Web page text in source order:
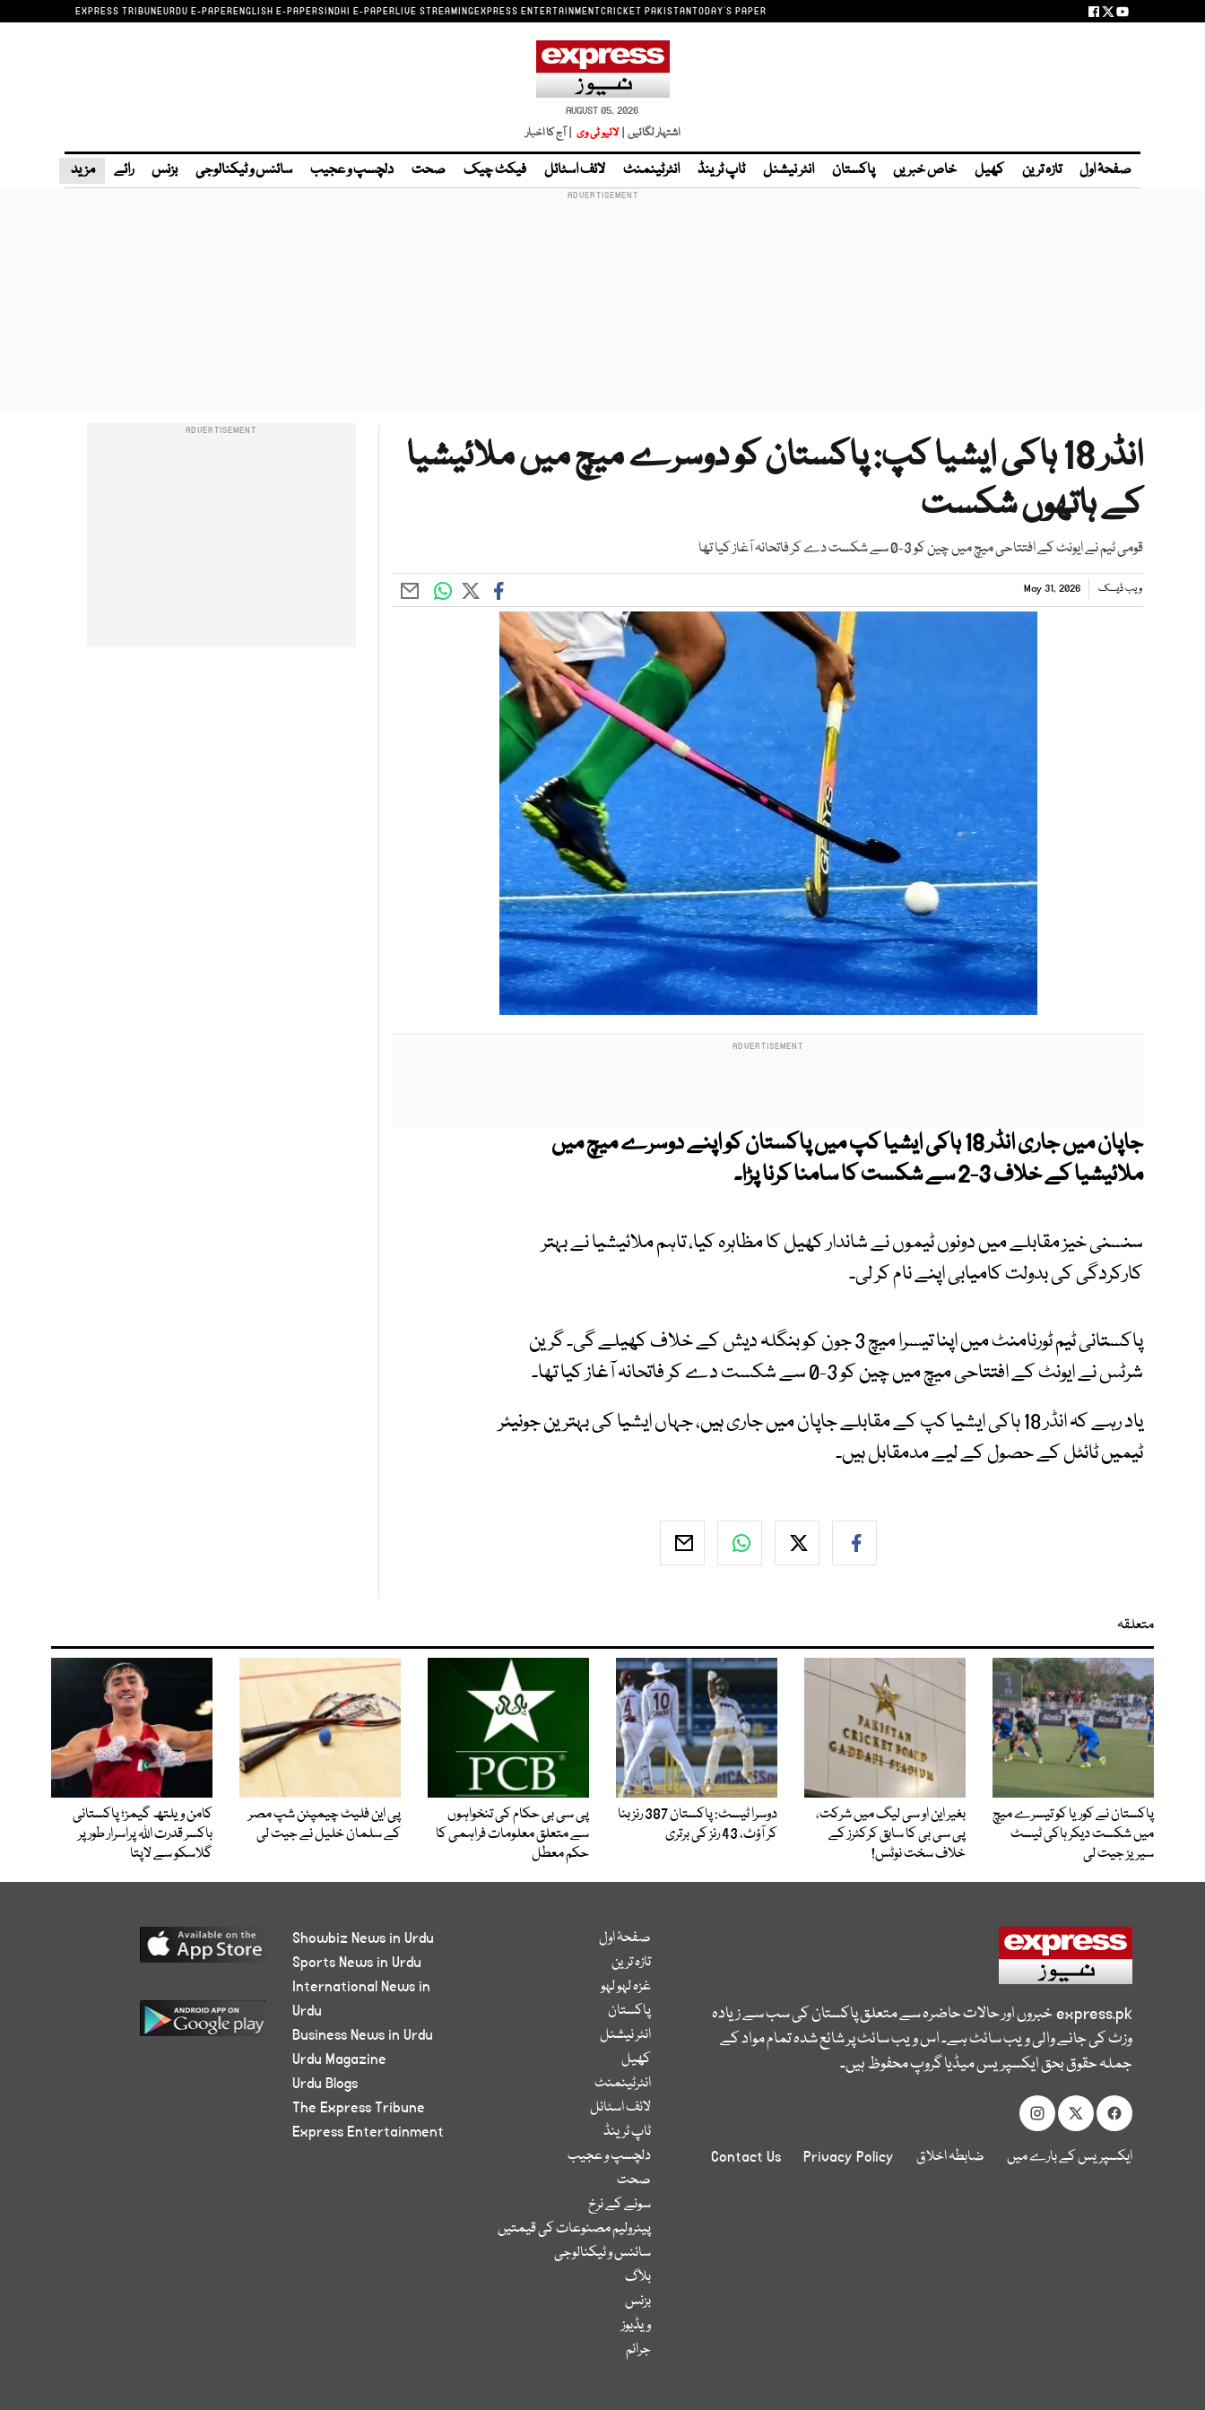
EXPRESS TRIBUNEURDU E-PAPERENGLISH E-PAPERSINDHI E-PAPERLIVE STREAMINGEXPRESS ENTERTAINMENTCRICKET PAKISTANTODAY'S PAPER
AUGUST 05, 2026
اشتہار لگائیں | لائیو ٹی وی | آج کا اخبار
صفحۂ اول تازہ ترین کھیل خاص خبریں پاکستان انٹر نیشنل ٹاپ ٹرینڈ انٹرٹینمنٹ لائف اسٹائل فیکٹ چیک صحت دلچسپ و عجیب سائنس و ٹیکنالوجی بزنس رائے مزید
انڈر 18 ہاکی ایشیا کپ: پاکستان کو دوسرے میچ میں ملائیشیا
کے ہاتھوں شکست
قومی ٹیم نے ایونٹ کے افتتاحی میچ میں چین کو 3-0 سے شکست دے کر فاتحانہ آغاز کیا تھا
ویب ڈیسک May 31, 2026
جاپان میں جاری انڈر 18 ہاکی ایشیا کپ میں پاکستان کو اپنے دوسرے میچ میں
ملائیشیا کے خلاف 3-2 سے شکست کا سامنا کرنا پڑا۔
سنسنی خیز مقابلے میں دونوں ٹیموں نے شاندار کھیل کا مظاہرہ کیا، تاہم ملائیشیا نے بہتر
کارکردگی کی بدولت کامیابی اپنے نام کر لی۔
پاکستانی ٹیم ٹورنامنٹ میں اپنا تیسرا میچ 3 جون کو بنگلہ دیش کے خلاف کھیلے گی۔ گرین
شرٹس نے ایونٹ کے افتتاحی میچ میں چین کو 3-0 سے شکست دے کر فاتحانہ آغاز کیا تھا۔
یاد رہے کہ انڈر 18 ہاکی ایشیا کپ کے مقابلے جاپان میں جاری ہیں، جہاں ایشیا کی بہترین جونیئر
ٹیمیں ٹائٹل کے حصول کے لیے مدمقابل ہیں۔
متعلقہ
پاکستان نے کوریا کو تیسرے میچ
میں شکست دیکر ہاکی ٹیسٹ
سیریز جیت لی
بغیر این او سی لیگ میں شرکت،
پی سی بی کا سابق کرکٹرز کے
خلاف سخت نوٹس!
دوسرا ٹیسٹ: پاکستان 387 رنز بنا
کر آؤٹ، 43 رنز کی برتری
پی سی بی حکام کی تنخواہوں
سے متعلق معلومات فراہمی کا
حکم معطل
پی این فلیٹ چیمپئن شپ مصر
کے سلمان خلیل نے جیت لی
کامن ویلتھ گیمز؛ پاکستانی
باکسر قدرت اللہ پراسرار طور پر
گلاسکو سے لاپتا
express.pkخبروں اور حالات حاضرہ سے متعلق پاکستان کی سب سے زیادہ
وزٹ کی جانے والی ویب سائٹ ہے۔ اس ویب سائٹ پر شائع شدہ تمام مواد کے
جملہ حقوق بحق ایکسپریس میڈیا گروپ محفوظ ہیں۔
ایکسپریس کے بارے میں ضابطہ اخلاق Privacy Policy
Contact Us
صفحۂ اول
تازہ ترین
غزہ لہو لہو
پاکستان
انٹر نیشنل
کھیل
انٹرٹینمنٹ
لائف اسٹائل
ٹاپ ٹرینڈ
دلچسپ و عجیب
صحت
سونے کے نرخ
پیٹرولیم مصنوعات کی قیمتیں
سائنس و ٹیکنالوجی
بلاگ
بزنس
ویڈیوز
جرائم
Showbiz News in Urdu
Sports News in Urdu
International News in
Urdu
Business News in Urdu
Urdu Magazine
Urdu Blogs
The Express Tribune
Express Entertainment